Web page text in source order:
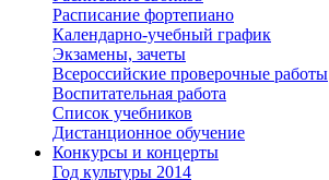
Расписание фортепиано
Календарно-учебный график
Экзамены, зачеты
Всероссийские проверочные работы
Воспитательная работа
Список учебников
Дистанционное обучение
Конкурсы и концерты
Год культуры 2014